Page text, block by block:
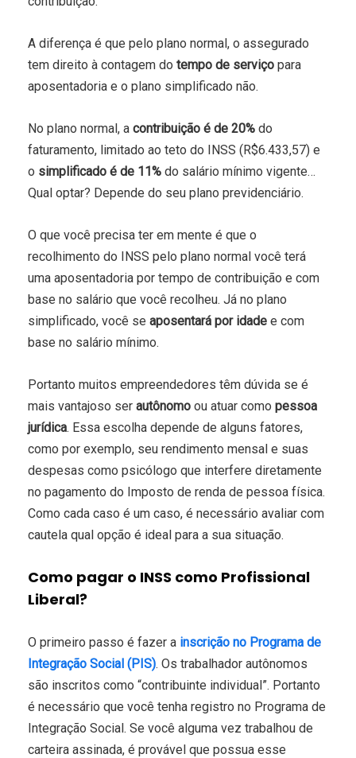
A diferença é que pelo plano normal, o assegurado
tem direito à contagem do tempo de serviço para
aposentadoria e o plano simplificado não.
No plano normal, a contribuição é de 20% do
faturamento, limitado ao teto do INSS (R$6.433,57) e
o simplificado é de 11% do salário mínimo vigente…
Qual optar? Depende do seu plano previdenciário.
O que você precisa ter em mente é que o
recolhimento do INSS pelo plano normal você terá
uma aposentadoria por tempo de contribuição e com
base no salário que você recolheu. Já no plano
simplificado, você se aposentará por idade e com
base no salário mínimo.
Portanto muitos empreendedores têm dúvida se é
mais vantajoso ser autônomo ou atuar como pessoa
jurídica. Essa escolha depende de alguns fatores,
como por exemplo, seu rendimento mensal e suas
despesas como psicólogo que interfere diretamente
no pagamento do Imposto de renda de pessoa física.
Como cada caso é um caso, é necessário avaliar com
cautela qual opção é ideal para a sua situação.
Como pagar o INSS como Profissional
Liberal?
O primeiro passo é fazer a inscrição no Programa de
Integração Social (PIS). Os trabalhador autônomos
são inscritos como “contribuinte individual”. Portanto
é necessário que você tenha registro no Programa de
Integração Social. Se você alguma vez trabalhou de
carteira assinada, é provável que possua esse